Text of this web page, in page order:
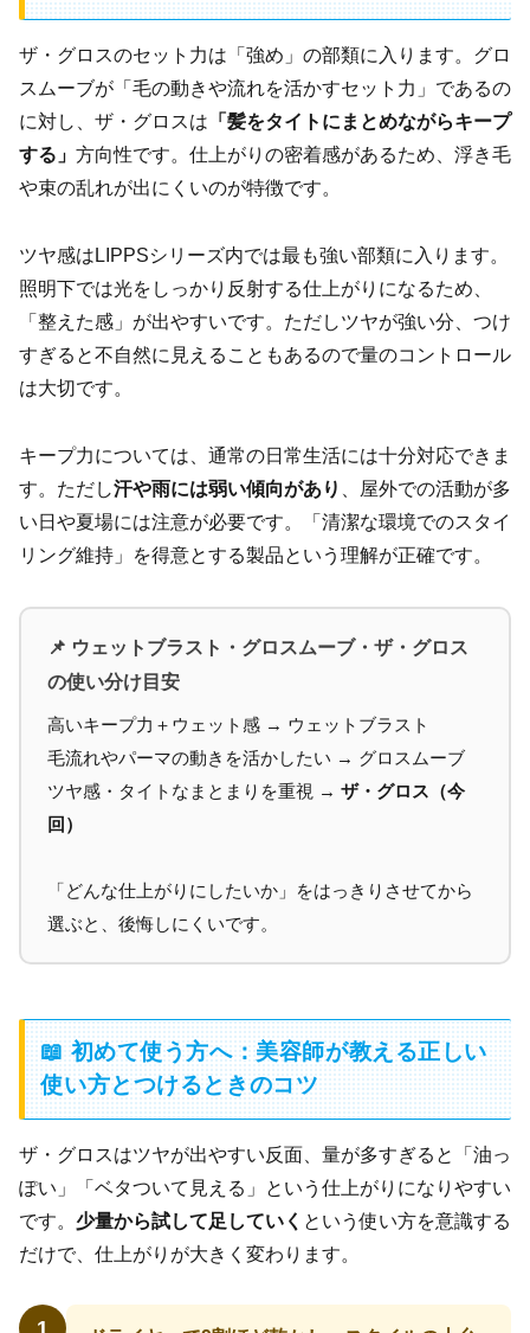
ザ・グロスのセット力は「強め」の部類に入ります。グロ
スムーブが「毛の動きや流れを活かすセット力」であるの
に対し、ザ・グロスは 「髪をタイトにまとめながらキープ
する」 方向性です。仕上がりの密着感があるため、浮き毛
や束の乱れが出にくいのが特徴です。
ツヤ感はLIPPSシリーズ内では最も強い部類に入ります。
照明下では光をしっかり反射する仕上がりになるため、
「整えた感」が出やすいです。ただしツヤが強い分、つけ
すぎると不自然に見えることもあるので量のコントロール
は大切です。
キープ力については、通常の日常生活には十分対応できま
す。ただし汗や雨には弱い傾向があり
、屋外での活動が多
い日や夏場には注意が必要です。「清潔な環境でのスタイ
リング維持」を得意とする製品という理解が正確です。
📌 ウェットブラスト・グロスムーブ・ザ・グロス
の使い分け目安
高いキープ力＋ウェット感 → ウェットブラスト
毛流れやパーマの動きを活かしたい → グロスムーブ
ツヤ感・タイトなまとまりを重視 → ザ・グロス（今
回）
「どんな仕上がりにしたいか」をはっきりさせてから
選ぶと、後悔しにくいです。
📖 初めて使う方へ：美容師が教える正しい
使い方とつけるときのコツ
ザ・グロスはツヤが出やすい反面、量が多すぎると「油っ
ぽい」「ベタついて見える」という仕上がりになりやすい
です。 少量から試して足していく という使い方を意識する
だけで、仕上がりが大きく変わります。
1